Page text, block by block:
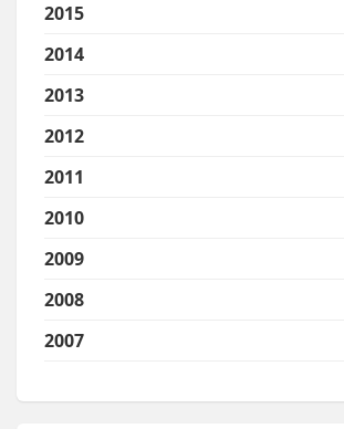
2015
2014
2013
2012
2011
2010
2009
2008
2007